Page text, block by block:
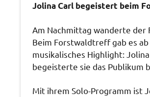
Jolina Carl begeistert beim
Am Nachmittag wanderte der
Beim Forstwaldtreff gab es
musikalisches Highlight:
begeisterte sie das Publikum
Mit ihrem Solo-Programm ist